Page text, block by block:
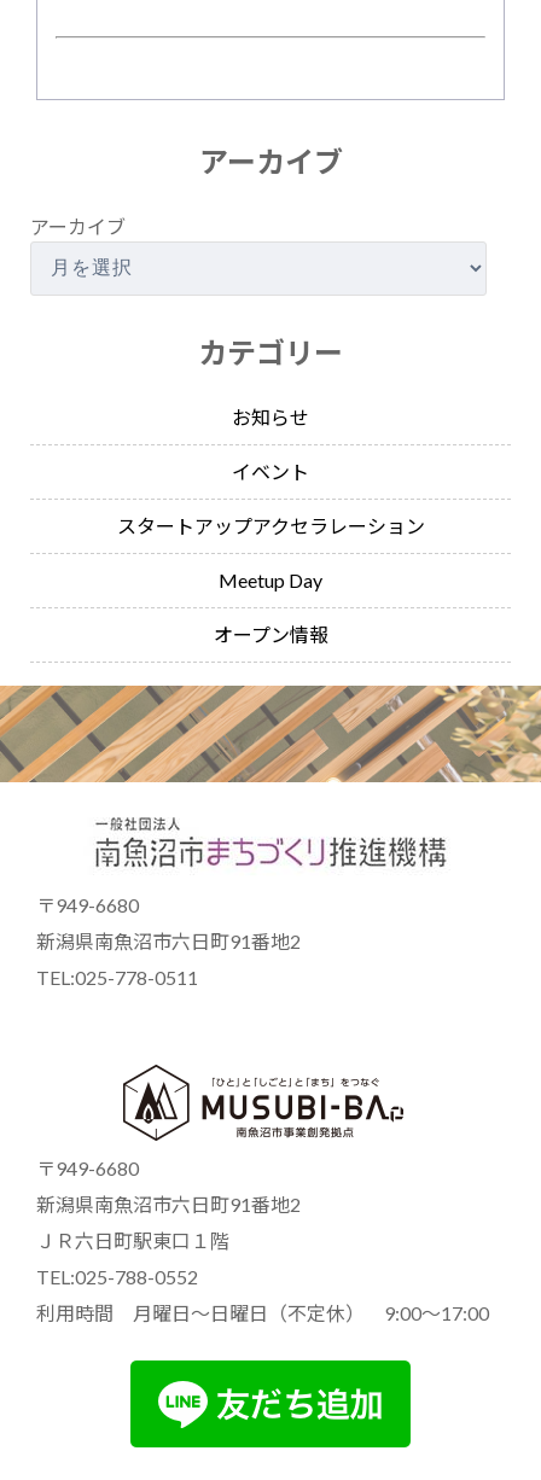
アーカイブ
アーカイブ
カテゴリー
お知らせ
イベント
スタートアップアクセラレーション
Meetup Day
オープン情報
〒949-6680
新潟県南魚沼市六日町91番地2
ＪＲ六日町駅東口１階
TEL:025-788-0552
利用時間 月曜日～日曜日（不定休） 9:00～17:00
〒949-6680
新潟県南魚沼市六日町91番地2
TEL:025-778-0511